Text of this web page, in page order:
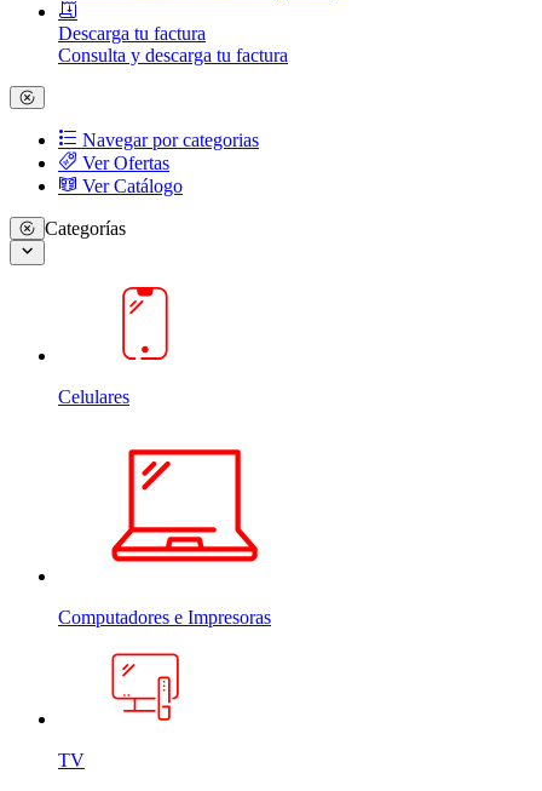
Descarga tu factura
Consulta y descarga tu factura
Navegar por categorias
Ver Ofertas
Ver Catálogo
Categorías
Celulares
Computadores e Impresoras
TV